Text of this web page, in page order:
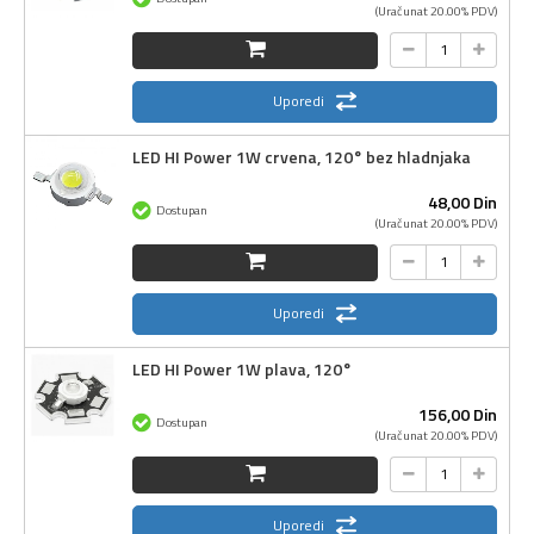
(Uračunat 20.00% PDV)
Uporedi
LED HI Power 1W crvena, 120° bez hladnjaka
48,00Din
(Uračunat 20.00% PDV)
Dostupan
Uporedi
LED HI Power 1W plava, 120°
156,00Din
(Uračunat 20.00% PDV)
Dostupan
Uporedi